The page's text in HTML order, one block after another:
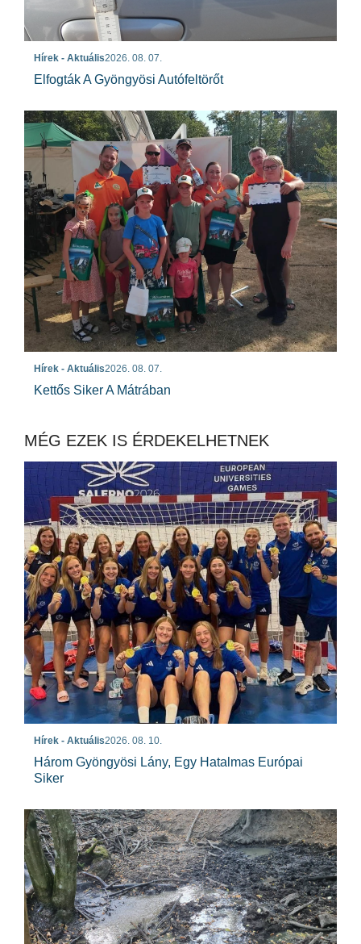
Hírek - Aktuális2026. 08. 07.
Elfogták A Gyöngyösi Autófeltörőt
Hírek - Aktuális2026. 08. 07.
Kettős Siker A Mátrában
MÉG EZEK IS ÉRDEKELHETNEK
Hírek - Aktuális2026. 08. 10.
Három Gyöngyösi Lány, Egy Hatalmas Európai
Siker